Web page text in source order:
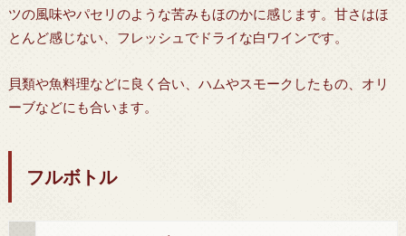
ツの風味やパセリのような苦みもほのかに感じます。甘さはほ
とんど感じない、フレッシュでドライな白ワインです。
貝類や魚料理などに良く合い、ハムやスモークしたもの、オリ
ーブなどにも合います。
フルボトル